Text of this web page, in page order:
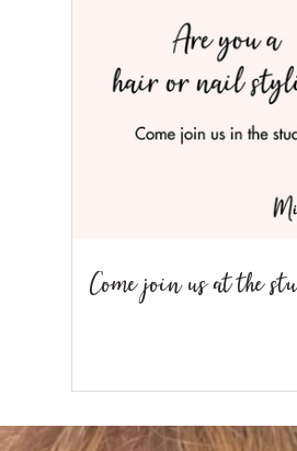
Come join us at the